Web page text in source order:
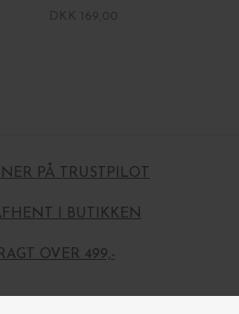
PÅ TRUSTPILOT
I BUTIKKEN
OVER 499,-